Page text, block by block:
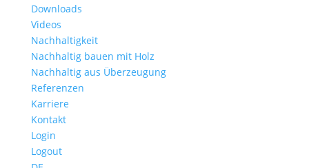
Downloads
Videos
Nachhaltigkeit
Nachhaltig bauen mit Holz
Nachhaltig aus Überzeugung
Referenzen
Karriere
Kontakt
Login
Logout